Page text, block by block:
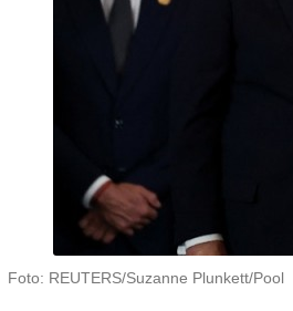
Foto: REUTERS/Suzanne Plunkett/Pool